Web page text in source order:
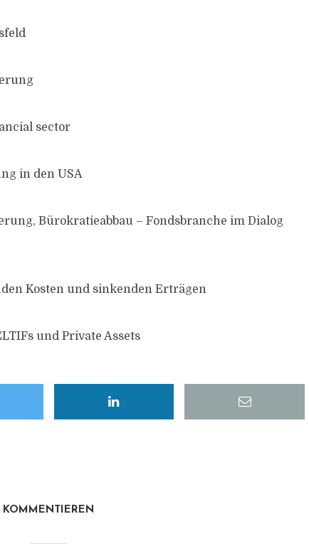
sector
in den USA
Bürokratieabbau – Fondsbranche im Dialog
Kosten und sinkenden Erträgen
und Private Assets
KOMMENTIEREN